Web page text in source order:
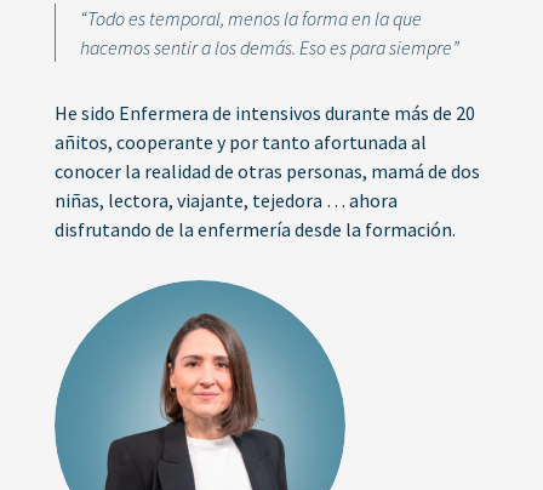
“Todo es temporal, menos la forma en la que
hacemos sentir a los demás. Eso es para siempre”
He sido Enfermera de intensivos durante más de 20
añitos, cooperante y por tanto afortunada al
conocer la realidad de otras personas, mamá de dos
niñas, lectora, viajante, tejedora … ahora
disfrutando de la enfermería desde la formación.